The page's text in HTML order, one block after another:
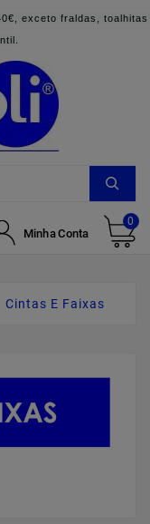
exceto fraldas, toalhitas
Minha Conta
0
Cintas E Faixas